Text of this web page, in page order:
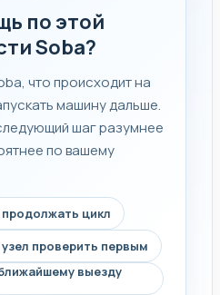
по этой
Soba?
что происходит на
машину дальше.
шаг разумнее
по вашему
цикл
проверить первым
выезду